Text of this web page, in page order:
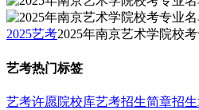
2025艺考2025年南京艺术学院校
艺考热门标签
艺考许愿院校库艺考招生简章招